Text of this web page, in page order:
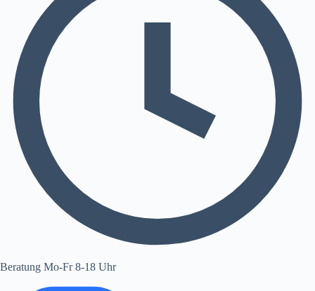
Beratung Mo-Fr 8-18 Uhr